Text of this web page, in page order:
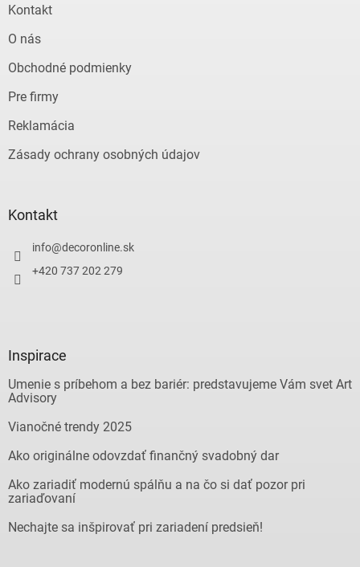
Kontakt
O nás
Obchodné podmienky
Pre firmy
Reklamácia
Zásady ochrany osobných údajov
Kontakt
info@decoronline.sk
+420 737 202 279
Inspirace
Umenie s príbehom a bez bariér: predstavujeme Vám svet Art
Advisory
Vianočné trendy 2025
Ako originálne odovzdať finančný svadobný dar
Ako zariadiť modernú spálňu a na čo si dať pozor pri
zariaďovaní
Nechajte sa inšpirovať pri zariadení predsieň!